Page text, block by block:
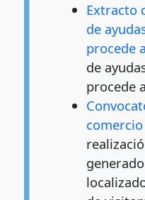
Extracto
de
procede
de
procede